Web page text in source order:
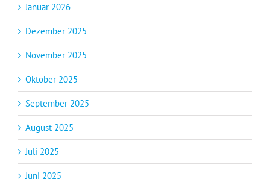
Januar 2026
Dezember 2025
November 2025
Oktober 2025
September 2025
August 2025
Juli 2025
Juni 2025